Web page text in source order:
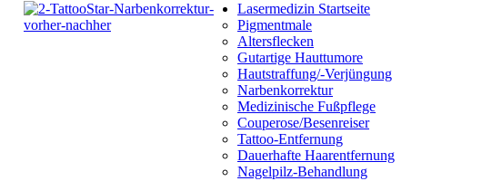
Lasermedizin Startseite
Pigmentmale
Altersflecken
Gutartige Hauttumore
Hautstraffung/-Verjüngung
Narbenkorrektur
Medizinische Fußpflege
Couperose/Besenreiser
Tattoo-Entfernung
Dauerhafte Haarentfernung
Nagelpilz-Behandlung